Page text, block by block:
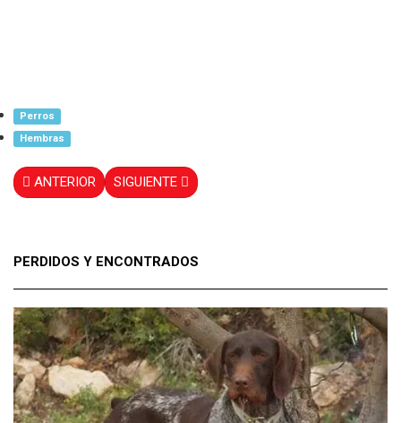
Perros
Hembras
ANTERIOR SIGUIENTE
PERDIDOS Y ENCONTRADOS